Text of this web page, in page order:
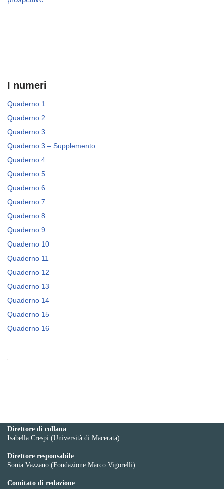
I numeri
Quaderno 1
Quaderno 2
Quaderno 3
Quaderno 3 – Supplemento
Quaderno 4
Quaderno 5
Quaderno 6
Quaderno 7
Quaderno 8
Quaderno 9
Quaderno 10
Quaderno 11
Quaderno 12
Quaderno 13
Quaderno 14
Quaderno 15
Quaderno 16
Direttore di collana
Isabella Crespi (Università di Macerata)
Direttore responsabile
Sonia Vazzano (Fondazione Marco Vigorelli)
Comitato di redazione